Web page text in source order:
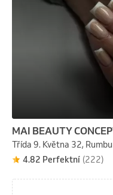
MAI BEAUTY
Třída 9. Května 32,
4.82 Perfektní (222)